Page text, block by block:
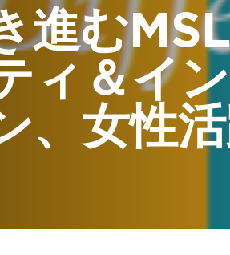
進む
ィ＆イ
、女性